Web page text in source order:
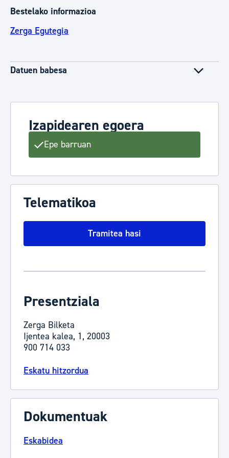
Bestelako informazioa
Zerga Egutegia
Datuen babesa
Izapidearen egoera
Epe barruan
Telematikoa
Tramitea hasi
Presentziala
Zerga Bilketa
Ijentea kalea, 1, 20003
900 714 033
Eskatu hitzordua
Dokumentuak
Eskabidea